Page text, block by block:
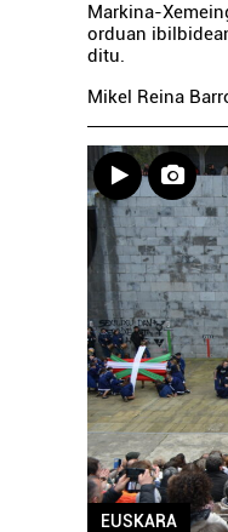
Markina-
orduan
ditu.
Mikel Reina
EUSKARA